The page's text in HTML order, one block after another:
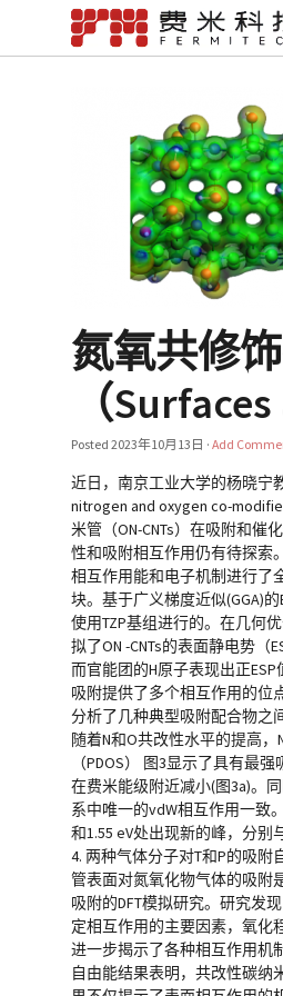
氮氧共修
（
Posted2023年10月13日 ·Add
近日，南京工业大学的杨晓宁
nitrogen and oxygen co-
米管（ON-CNTs）在吸附和
性和吸附相互作用仍有待探索
相互作用能和电子机制进行了
块。基于广义梯度近似(GGA)
使用TZP基组进行的。在几何
拟了ON -CNTs的表面静电势（
而官能团的H原子表现出正
吸附提供了多个相互作用的位
分析了几种典型吸附配合物之
随着N和O共改性水平的提高
（PDOS） 图3显示了具有最
在费米能级附近减小(图3a)。
系中唯一的vdW相互作用一致
和1.55 eV处出现新的峰，分别
4. 两种气体分子对T和P的吸
管表面对氮氧化物气体的吸附
吸附的DFT模拟研究。研究发
定相互作用的主要因素，氧化
进一步揭示了各种相互作用机
自由能结果表明，共改性碳纳